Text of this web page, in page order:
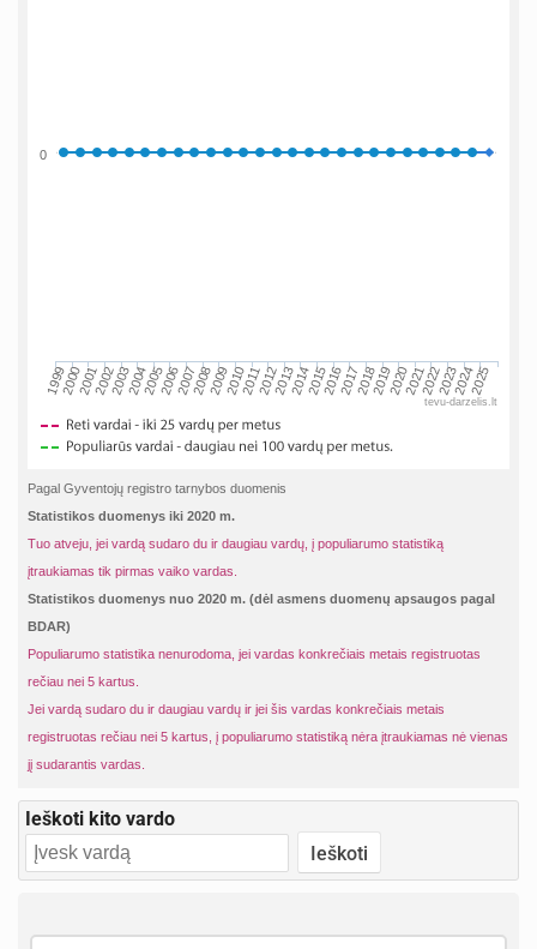
199920002001200220032004200520062007200820092010201120122013201420152016201720182019202020212022202320242025
0
tevu-darzelis.lt
Pagal Gyventojų registro tarnybos duomenis
Statistikos duomenys iki 2020 m.
Tuo atveju, jei vardą sudaro du ir daugiau vardų, į populiarumo statistiką
įtraukiamas tik pirmas vaiko vardas.
Statistikos duomenys nuo 2020 m. (dėl asmens duomenų apsaugos pagal
BDAR)
Populiarumo statistika nenurodoma, jei vardas konkrečiais metais registruotas
rečiau nei 5 kartus.
Jei vardą sudaro du ir daugiau vardų ir jei šis vardas konkrečiais metais
registruotas rečiau nei 5 kartus, į populiarumo statistiką nėra įtraukiamas nė vienas
jį sudarantis vardas.
Ieškoti kito vardo